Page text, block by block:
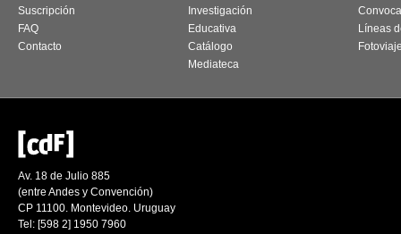
Suscripción
FAQ
Contacto
Investigación
Educativa
Catálogo
Mediateca
Líneas
Av. 18 de Julio 885
(entre Andes y Convención)
CP 11100. Montevideo. Uruguay
Tel: [598 2] 1950 7960